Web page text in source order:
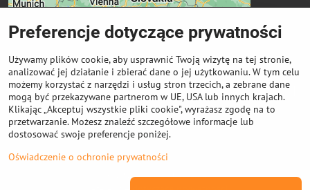
Ważne linki
Odkup cewek
2026Prawa autorskie
Preferencje dotyczące prywatności
Używamy plików cookie, aby usprawnić Twoją wizytę na tej stronie,
analizować jej działanie i zbierać dane o jej użytkowaniu. W tym celu
możemy korzystać z narzędzi i usług stron trzecich, a zebrane dane
mogą być przekazywane partnerom w UE, USA lub innych krajach.
Klikając „Akceptuj wszystkie pliki cookie", wyrażasz zgodę na to
przetwarzanie. Możesz znaleźć szczegółowe informacje lub
dostosować swoje preferencje poniżej.
Oświadczenie o ochronie prywatności